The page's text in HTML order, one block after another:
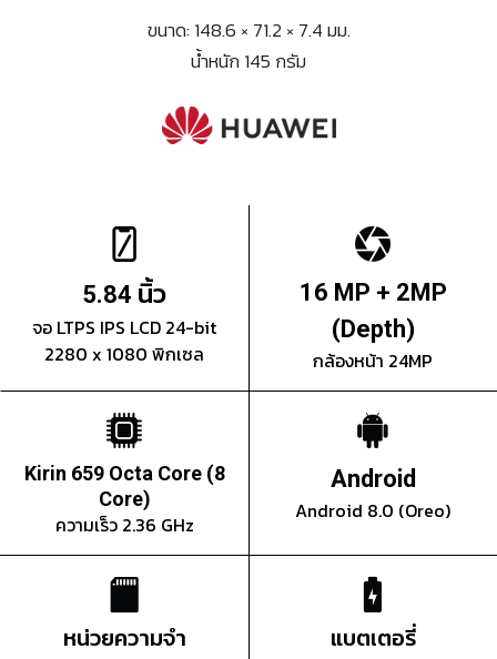
ขนาด: 148.6 × 71.2 × 7.4 มม.
น้ำหนัก 145 กรัม
5.84 นิ้ว
จอ LTPS IPS LCD 24-bit
2280 x 1080 พิกเซล
16 MP + 2MP
(Depth)
กล้องหน้า 24MP
Kirin 659 Octa Core (8
Core)
ความเร็ว 2.36 GHz
Android
Android 8.0 (Oreo)
หน่วยความจำ แบตเตอรี่